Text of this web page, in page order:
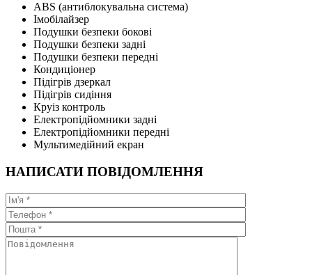
ABS (антиблокувальна система)
Імобілайзер
Подушки безпеки бокові
Подушки безпеки задні
Подушки безпеки передні
Кондиціонер
Підігрів дзеркал
Підігрів сидіння
Круіз контроль
Електропідйомники задні
Електропідйомники передні
Мультимедійний екран
НАПИСАТИ ПОВІДОМЛЕННЯ